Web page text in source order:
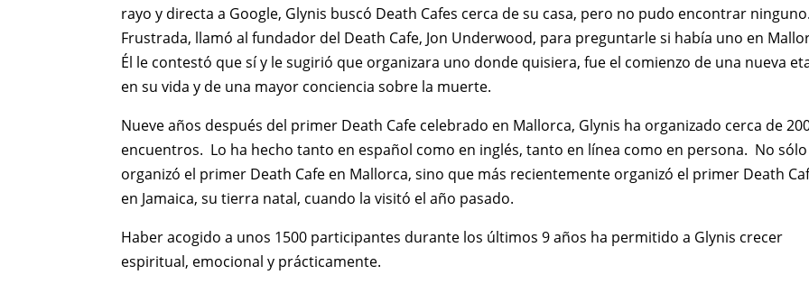
rayo y directa a Google, Glynis buscó Death Cafes cerca de su casa, pero no pudo encontrar
Frustrada, llamó al fundador del Death Cafe, Jon Underwood, para preguntarle si había uno en
Él le contestó que sí y le sugirió que organizara uno donde quisiera, fue el comienzo de una nueva
en su vida y de una mayor conciencia sobre la muerte.
Nueve años después del primer Death Cafe celebrado en Mallorca, Glynis ha organizado cerca de
encuentros. Lo ha hecho tanto en español como en inglés, tanto en línea como en persona. No sólo
organizó el primer Death Cafe en Mallorca, sino que más recientemente organizó el primer Death
en Jamaica, su tierra natal, cuando la visitó el año pasado.
Haber acogido a unos 1500 participantes durante los últimos 9 años ha permitido a Glynis crecer
espiritual, emocional y prácticamente.